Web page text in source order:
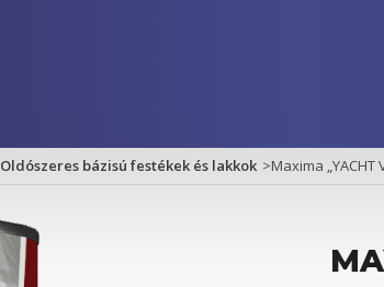
Oldószeres bázisú festékek és lakkok >Maxima